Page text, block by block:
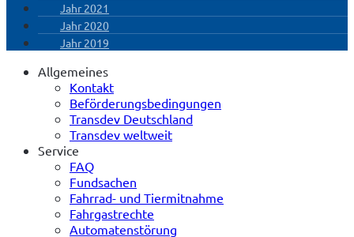
Jahr 2021
Jahr 2020
Jahr 2019
Allgemeines
Kontakt
Beförderungsbedingungen
Transdev Deutschland
Transdev weltweit
Service
FAQ
Fundsachen
Fahrrad- und Tiermitnahme
Fahrgastrechte
Automatenstörung